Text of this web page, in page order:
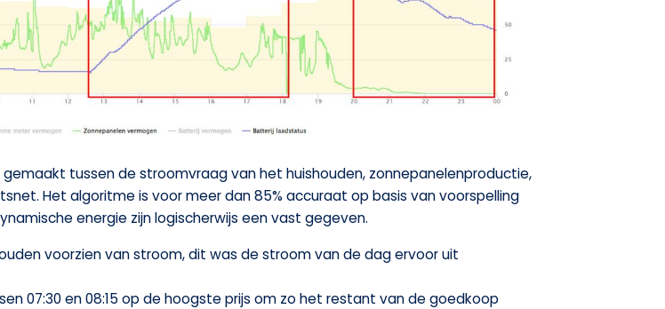
tussen de stroomvraag van het huishouden, zonnepanelenproductie,
Het algoritme is voor meer dan 85% accuraat op basis van voorspelling
energie zijn logischerwijs een vast gegeven.
voorzien van stroom, dit was de stroom van de dag ervoor uit
07:30 en 08:15 op de hoogste prijs om zo het restant van de goedkoop